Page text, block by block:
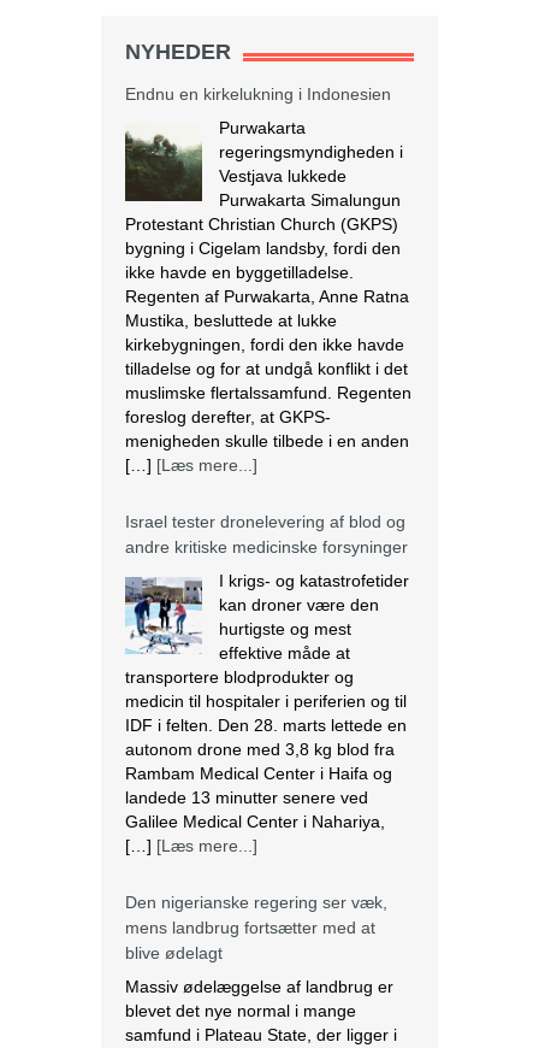
NYHEDER
Endnu en kirkelukning i Indonesien
Purwakarta
regeringsmyndigheden i
Vestjava lukkede
Purwakarta Simalungun
Protestant Christian Church (GKPS)
bygning i Cigelam landsby, fordi den
ikke havde en byggetilladelse.
Regenten af Purwakarta, Anne Ratna
Mustika, besluttede at lukke
kirkebygningen, fordi den ikke havde
tilladelse og for at undgå konflikt i det
muslimske flertalssamfund. Regenten
foreslog derefter, at GKPS-
menigheden skulle tilbede i en anden
[…] [Læs mere...]
Israel tester dronelevering af blod og
andre kritiske medicinske forsyninger
I krigs- og katastrofetider
kan droner være den
hurtigste og mest
effektive måde at
transportere blodprodukter og
medicin til hospitaler i periferien og til
IDF i felten. Den 28. marts lettede en
autonom drone med 3,8 kg blod fra
Rambam Medical Center i Haifa og
landede 13 minutter senere ved
Galilee Medical Center i Nahariya,
[…] [Læs mere...]
Den nigerianske regering ser væk,
mens landbrug fortsætter med at
blive ødelagt
Massiv ødelæggelse af landbrug er
blevet det nye normal i mange
samfund i Plateau State, der ligger i